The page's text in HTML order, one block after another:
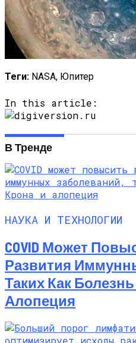
Теги: NASA, Юпитер
In this article:
В Тренде
НАУКА И ТЕХНОЛОГИИ
COVID Может
Развития
Таких Как
Алопеция